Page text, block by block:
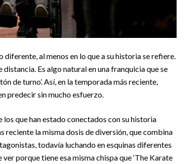
diferente, al menos en lo que a su historia se refiere.
Es algo natural en una franquicia que se
de turno’. Así, en la temporada más reciente,
predecir sin mucho esfuerzo.
los que han estado conectados con su historia
reciente la misma dosis de diversión, que combina
todavía luchando en esquinas diferentes
porque tiene esa misma chispa que ‘The Karate